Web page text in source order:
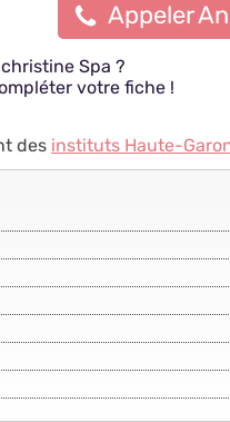
Appeler
Spa ?
votre fiche !
des instituts Haute-